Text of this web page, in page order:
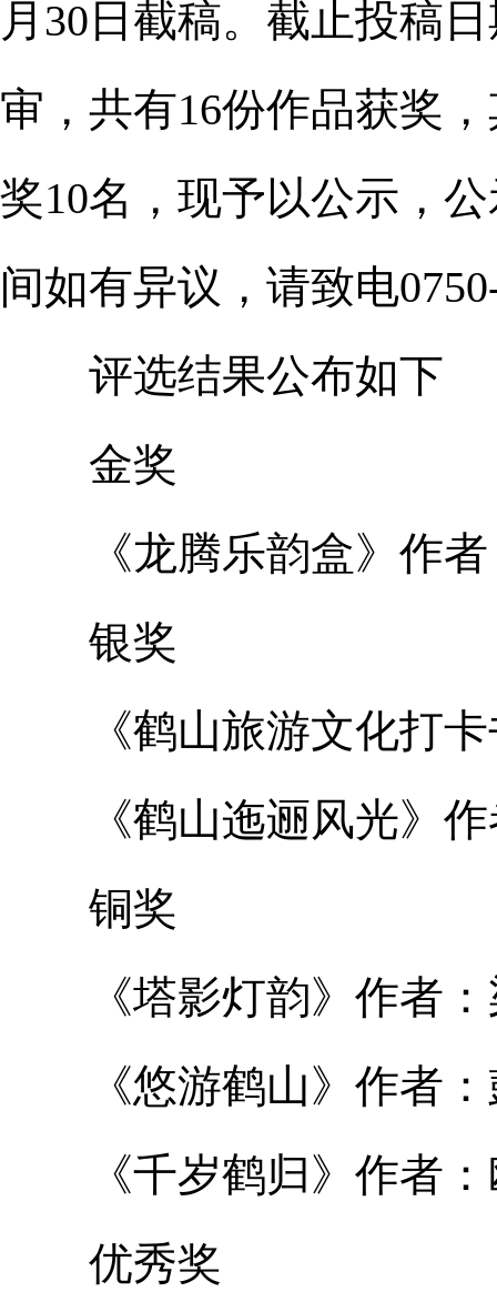
月30日截稿。截止投稿
审，共有16份作品获奖
奖10名，现予以公示，
间如有异议，请致电
评选结果公布如下
金奖
《龙腾乐韵盒》作者
银奖
《鹤山旅游文化打卡
《鹤山迤逦风光》作
铜奖
《塔影灯韵》作者：
《悠游鹤山》作者：
《千岁鹤归》作者：
优秀奖